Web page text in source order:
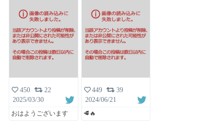
450
22
2025/03/30
おはようございます
449
39
2024/06/21
🥩🔥